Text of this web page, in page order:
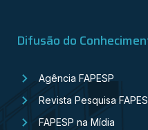
Difusão do
Agência FAPESP
Revista Pesquisa
FAPESP na Mídia